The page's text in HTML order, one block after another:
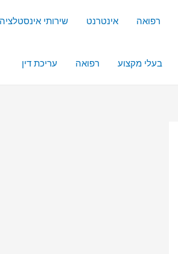
רפואה אינטרנט שירותי אינסטלציה
בעלי מקצוע רפואה עריכת דין